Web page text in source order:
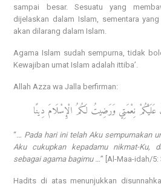
sampai besar. Sesuatu yang
dijelaskan dalam Islam, sementara
akan dilarang dalam Islam.
Agama Islam sudah sempurna, tidak
Kewajiban umat Islam adalah ittiba’.
Allah Azza wa Jalla berfirman:
عَلَيْكُمْ نِعْمَتِي وَرَضِيتُ لَكُمُ الْإِسْلَامَ دِينًا
“ … Pada hari ini telah Aku sempurnakan
Aku cukupkan kepadamu nikmat-Ku,
sebagai agama bagimu …” [Al-Maa-idah/5:
Hadits di atas menunjukkan